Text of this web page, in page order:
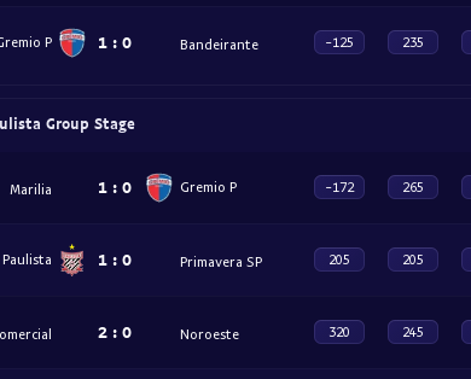
P 1 : 0 Bandeirante -125 235
Group Stage
Marilia 1 : 0 Gremio P -172 265
Paulista 1 : 0 Primavera SP 205 205
2 : 0 Noroeste 320 245